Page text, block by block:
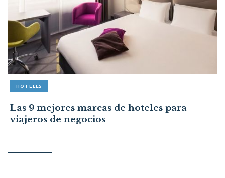
HOTELES
Las 9 mejores marcas de hoteles para
viajeros de negocios